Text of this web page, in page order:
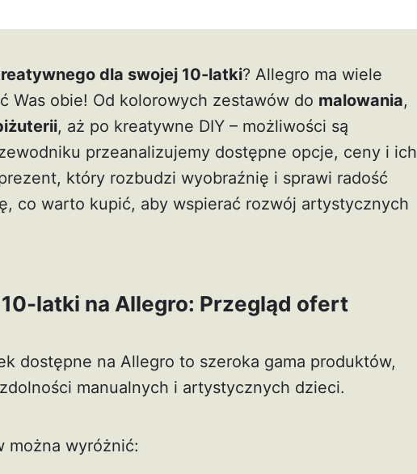
dla swojej 10-latki? Allegro ma wiele
Was obie! Od kolorowych zestawów do malowania,
, aż po kreatywne DIY – możliwości są
przeanalizujemy dostępne opcje, ceny i ich
który rozbudzi wyobraźnię i sprawi radość
co warto kupić, aby wspierać rozwój artystycznych
latki na Allegro: Przegląd ofert
dostępne na Allegro to szeroka gama produktów,
manualnych i artystycznych dzieci.
można wyróżnić: